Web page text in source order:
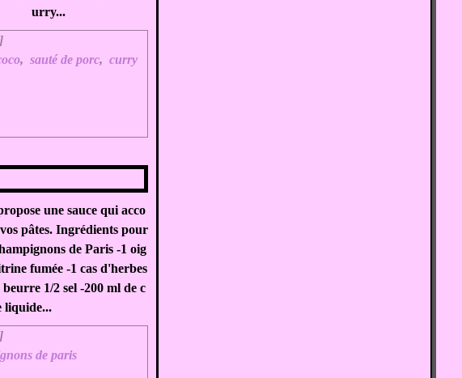
urry...
]
,sauté de porc,curry
une sauce qui acco
pâtes. Ingrédients pour
de Paris -1 oig
fumée -1 cas d'herbes
1/2 sel -200 ml de c
liquide...
]
de paris